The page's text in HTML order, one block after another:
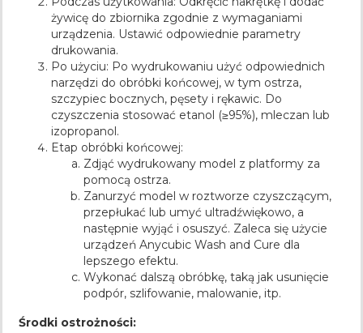
żywicę do zbiornika zgodnie z wymaganiami
urządzenia. Ustawić odpowiednie parametry
drukowania.
Po użyciu: Po wydrukowaniu użyć odpowiednich
narzędzi do obróbki końcowej, w tym ostrza,
szczypiec bocznych, pęsety i rękawic. Do
czyszczenia stosować etanol (≥95%), mleczan lub
izopropanol.
Etap obróbki końcowej:
Zdjąć wydrukowany model z platformy za
pomocą ostrza.
Zanurzyć model w roztworze czyszczącym,
przepłukać lub umyć ultradźwiękowo, a
następnie wyjąć i osuszyć. Zaleca się użycie
urządzeń Anycubic Wash and Cure dla
lepszego efektu.
Wykonać dalszą obróbkę, taką jak usunięcie
podpór, szlifowanie, malowanie, itp.
Środki ostrożności: